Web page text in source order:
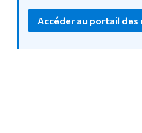
Réalisations 2023-24
Accéder au portail des